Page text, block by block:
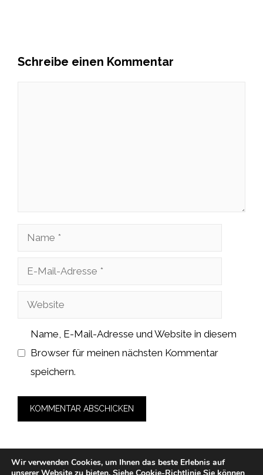
Schreibe einen Kommentar
Name
Adresse
Website
Name, E-Mail-Adresse und Website in diesem
Browser für meinen nächsten Kommentar
speichern.
Wir verwenden Cookies, um Ihnen das beste Erlebnis auf